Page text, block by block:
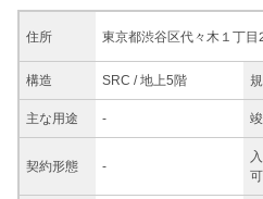
住所 東京都渋谷区代々木１丁目
構造 SRC / 地上5階
主な用途 -
契約形態 -